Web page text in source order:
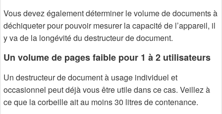
Vous devez également déterminer le volume de documents à
déchiqueter pour pouvoir mesurer la capacité de l’appareil, il
y va de la longévité du destructeur de document.
Un volume de pages faible pour 1 à 2 utilisateurs
Un destructeur de document à usage individuel et
occasionnel peut déjà vous être utile dans ce cas. Veillez à
ce que la corbeille ait au moins 30 litres de contenance.